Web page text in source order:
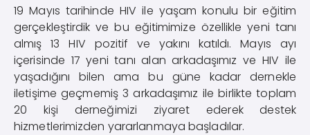
19 Mayıs tarihinde HIV ile yaşam konulu bir eğitim
gerçekleştirdik ve bu eğitimimize özellikle yeni tanı
almış 13 HIV pozitif ve yakını katıldı. Mayıs ayı
içerisinde 17 yeni tanı alan arkadaşımız ve HIV ile
yaşadığını bilen ama bu güne kadar dernekle
iletişime geçmemiş 3 arkadaşımız ile birlikte toplam
20 kişi derneğimizi ziyaret ederek destek
hizmetlerimizden yararlanmaya başladılar.